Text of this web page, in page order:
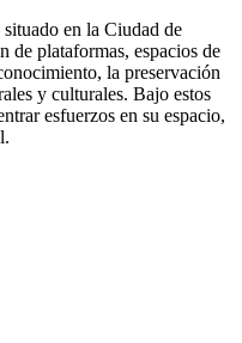
en la Ciudad de
de plataformas, espacios de
la preservación
y culturales. Bajo estos
esfuerzos en su espacio,